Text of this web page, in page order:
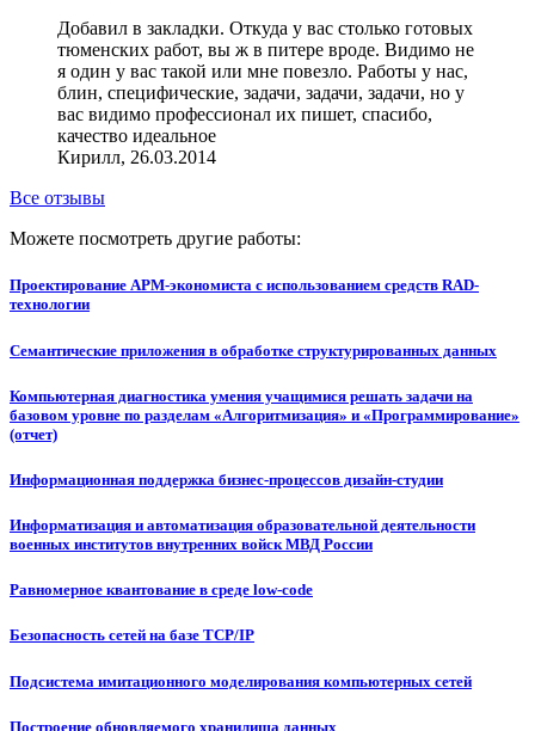
Добавил в закладки. Откуда у вас столько готовых
тюменских работ, вы ж в питере вроде. Видимо не
я один у вас такой или мне повезло. Работы у нас,
блин, специфические, задачи, задачи, задачи, но у
вас видимо профессионал их пишет, спасибо,
качество идеальное
Кирилл, 26.03.2014
Все отзывы
Можете посмотреть другие работы:
Проектирование АРМ-экономиста с использованием средств RAD-
технологии
Семантические приложения в обработке структурированных данных
Компьютерная диагностика умения учащимися решать задачи на
базовом уровне по разделам «Алгоритмизация» и «Программирование»
(отчет)
Информационная поддержка бизнес-процессов дизайн-студии
Информатизация и автоматизация образовательной деятельности
военных институтов внутренних войск МВД России
Равномерное квантование в среде low-code
Безопасность сетей на базе TCP/IP
Подсистема имитационного моделирования компьютерных сетей
Построение обновляемого хранилища данных